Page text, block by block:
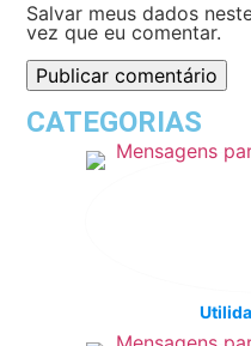
Salvar meus dados
vez que eu comentar.
CATEGORIAS